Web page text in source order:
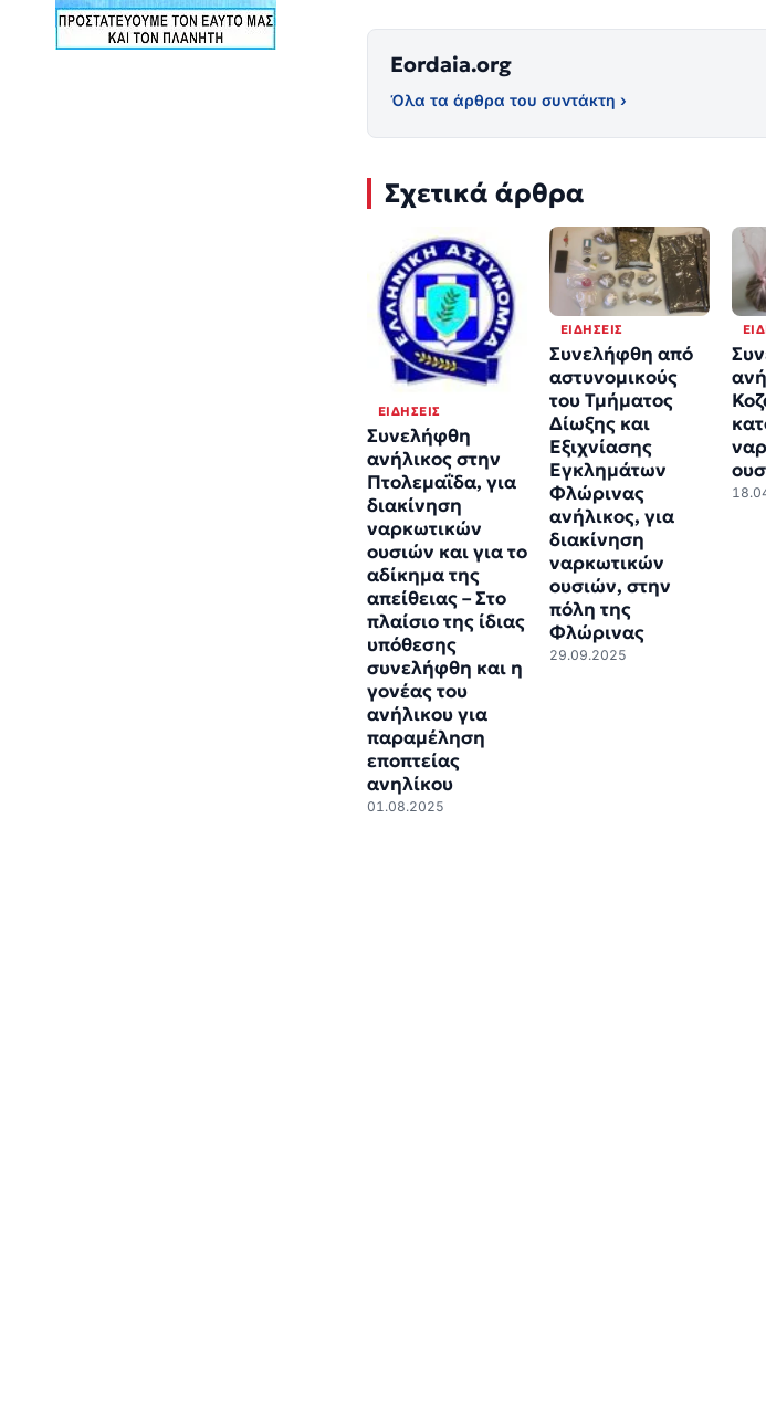
Eordaia.org
Όλα τα άρθρα του συντάκτη ›
Σχετικά άρθρα
ΕΙΔΉΣΕΙΣ
Συνελήφθη
ανήλικος στην
Πτολεμαΐδα, για
διακίνηση
ναρκωτικών
ουσιών και για το
αδίκημα της
απείθειας – Στο
πλαίσιο της ίδιας
υπόθεσης
συνελήφθη και η
γονέας του
ανήλικου για
παραμέληση
εποπτείας
ανηλίκου
01.08.2025
ΕΙΔΉΣΕΙΣ
Συνελήφθη από
αστυνομικούς
του Τμήματος
Δίωξης και
Εξιχνίασης
Εγκλημάτων
Φλώρινας
ανήλικος, για
διακίνηση
ναρκωτικών
ουσιών, στην
πόλη της
Φλώρινας
29.09.2025